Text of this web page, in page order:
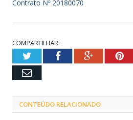
Contrato Nº 20180070
COMPARTILHAR:
TwitterFacebookGoogle+
Email
CONTEÚDO RELACIONADO